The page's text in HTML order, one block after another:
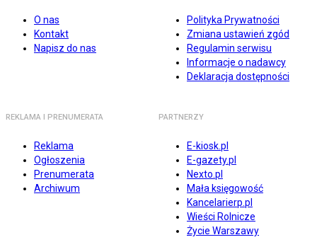
O nas
Kontakt
Napisz do nas
Polityka Prywatności
Zmiana ustawień zgód
Regulamin serwisu
Informacje o nadawcy
Deklaracja dostępności
REKLAMA I PRENUMERATA
Reklama
Ogłoszenia
Prenumerata
Archiwum
PARTNERZY
E-kiosk.pl
E-gazety.pl
Nexto.pl
Mała księgowość
Kancelarierp.pl
Wieści Rolnicze
Życie Warszawy